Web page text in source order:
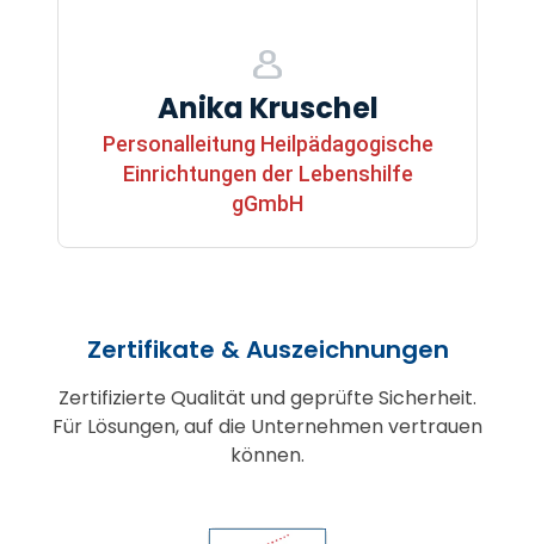
Anika Kruschel
Personalleitung Heilpädagogische
Einrichtungen der Lebenshilfe
gGmbH
Zertifikate & Auszeichnungen
Zertifizierte Qualität und geprüfte Sicherheit.
Für Lösungen, auf die Unternehmen vertrauen
können.